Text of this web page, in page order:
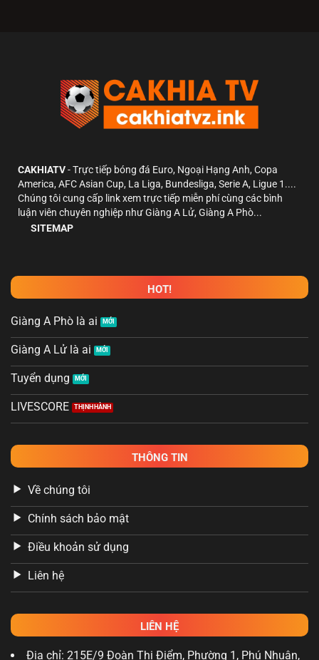
CAKHIATV- Trực tiếp bóng đá Euro, Ngoại Hạng Anh, Copa
America, AFC Asian Cup, La Liga, Bundesliga, Serie A, Ligue 1....
Chúng tôi cung cấp link xem trực tiếp miễn phí cùng các bình
luận viên chuyên nghiệp như Giàng A Lử, Giàng A Phò...
SITEMAP
HOT!
Giàng A Phò là ai
Giàng A Lử là ai
Tuyển dụng
LIVESCORE
THÔNG TIN
Về chúng tôi
Chính sách bảo mật
Điều khoản sử dụng
Liên hệ
LIÊN HỆ
Địa chỉ: 215E/9 Đoàn Thị Điểm, Phường 1, Phú Nhuận,